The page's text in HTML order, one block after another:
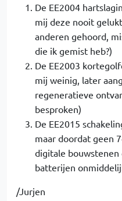
De EE2004
mij deze nooit
anderen gehoord,
die ik gemist heb?)
De EE2003
mij weinig, later
regeneratieve
besproken)
De EE2015
maar doordat geen
digitale
batterijen
/Jurjen